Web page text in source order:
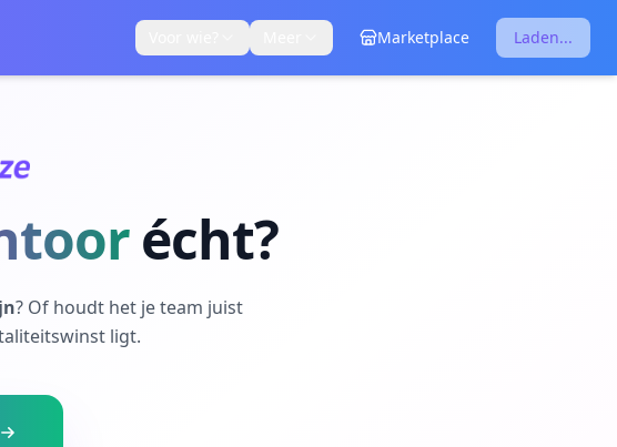
Marketplace Laden...
écht?
? Of houdt het je team juist
ligt.